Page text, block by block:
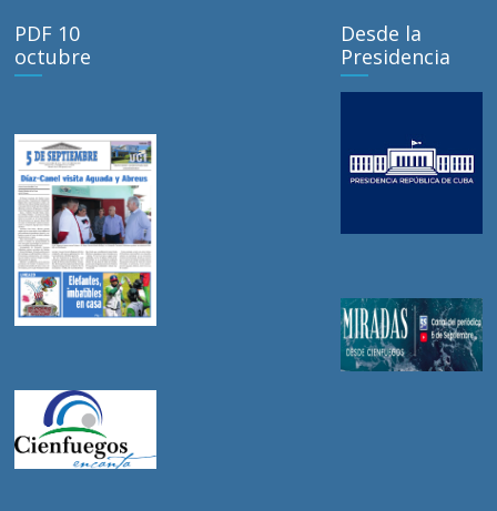
PDF 10
octubre
Desde la
Presidencia